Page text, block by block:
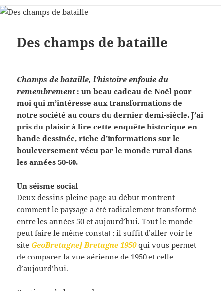
Des champs de bataille
Champs de bataille, l’histoire enfouie du
remembrement: un beau cadeau de Noël pour
moi qui m’intéresse aux transformations de
notre société au cours du dernier demi-siècle. J’ai
pris du plaisir à lire cette enquête historique en
bande dessinée, riche d’informations sur le
bouleversement vécu par le monde rural dans
les années 50-60.
Un séisme social
Deux dessins pleine page au début montrent
comment le paysage a été radicalement transformé
entre les années 50 et aujourd’hui. Tout le monde
peut faire le même constat : il suffit d’aller voir le
site GeoBretagne] Bretagne 1950qui vous permet
de comparer la vue aérienne de 1950 et celle
d’aujourd’hui.